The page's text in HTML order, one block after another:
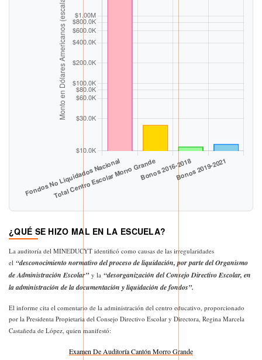
¿QUÉ SE HIZO MAL EN LA ESCUELA?
La auditoría del MINEDUCYT identificó como causas de las irregularidades
el “desconocimiento normativo del proceso de liquidación, por parte del Organismo
de Administración Escolar” y la “desorganización del Consejo Directivo Escolar, en
la administración de la documentación y liquidación de fondos”.
El informe cita el comentario de la administración del centro educativo, proporcionado
por la Presidenta Propietaria del Consejo Directivo Escolar y Directora, Regina Marcela
Castañeda de López, quien manifestó:
Examen De Auditoría Cantón Morro Grande